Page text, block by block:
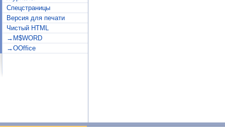
Спецстраницы
Версия для печати
Чистый HTML
→M$WORD
→OOffice